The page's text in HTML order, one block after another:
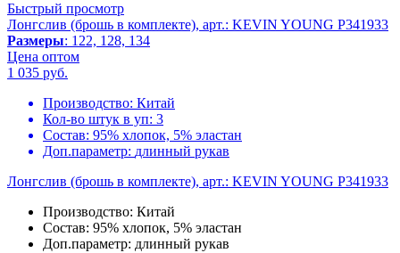
Быстрый просмотр
Лонгслив (брошь в комплекте), арт.: KEVIN YOUNG P341933
Размеры: 122, 128, 134
Цена оптом
1 035 руб.
Производство: Китай
Кол-во штук в уп: 3
Состав: 95% хлопок, 5% эластан
Доп.параметр: длинный рукав
Лонгслив (брошь в комплекте), арт.: KEVIN YOUNG P341933
Производство: Китай
Состав: 95% хлопок, 5% эластан
Доп.параметр: длинный рукав